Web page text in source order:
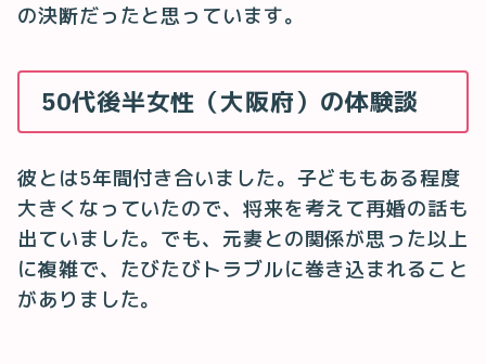
の決断だったと思っています。
50代後半女性（大阪府）の体験談
彼とは5年間付き合いました。子どももある程度
大きくなっていたので、将来を考えて再婚の話も
出ていました。でも、元妻との関係が思った以上
に複雑で、たびたびトラブルに巻き込まれること
がありました。